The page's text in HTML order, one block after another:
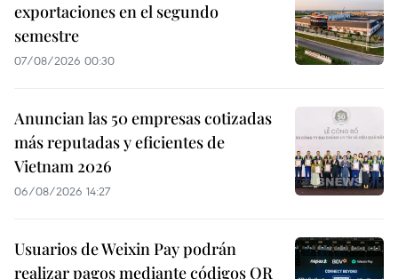
exportaciones en el segundo
semestre
07/08/2026 00:30
Anuncian las 50 empresas cotizadas
más reputadas y eficientes de
Vietnam 2026
06/08/2026 14:27
Usuarios de Weixin Pay podrán
realizar pagos mediante códigos QR